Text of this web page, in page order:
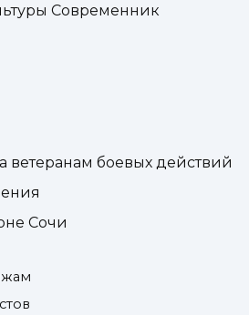
Современник
боевых действий
Сочи